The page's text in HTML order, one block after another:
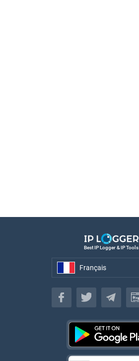
Best IP Logger & IP Tools
Français
Français